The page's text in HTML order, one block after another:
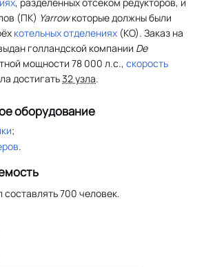
, разделенных отсеком редукторов, и
(ПК) Yarrowкоторые должны были
котельных отделениях (КО). Заказ на
голландской компании De
мощности 78 000 л.с., скорость
достигать32 узла.
оборудование
;
.
700 человек.